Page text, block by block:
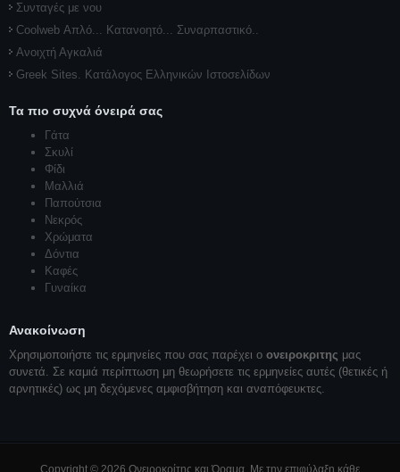
Συνταγές με νου
Coolweb Απλό... Κατανοητό... Συναρπαστικό..
Ανοιχτή Αγκαλιά
Greek Sites. Κατάλογος Ελληνικών Ιστοσελίδων
Τα πιο συχνά όνειρά σας
Γάτα
Σκυλί
Φίδι
Μαλλιά
Παπούτσια
Νεκρός
Χρώματα
Δόντια
Καφές
Γυναίκα
Ανακοίνωση
Χρησιμοποιήστε τις ερμηνείες που σας παρέχει ο ονειροκριτης μας
συνετά. Σε καμιά περίπτωση μη θεωρήσετε τις ερμηνείες αυτές (θετικές ή
αρνητικές) ως μη δεχόμενες αμφισβήτηση και αναπόφευκτες.
Copyright © 2026 Ονειροκρίτης και Όραμα. Με την επιφύλαξη κάθε